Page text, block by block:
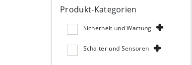
Produkt-Kategorien
Sicherheit und Wartung
Schalter und Sensoren